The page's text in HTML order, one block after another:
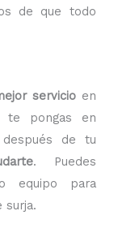
de que todo
servicioen
te pongas en
de tu
. Puedes
equipo para
surja.